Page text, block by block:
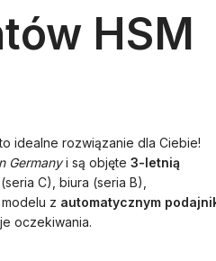
HSM
idealne rozwiązanie dla Ciebie!
Germanyi są objęte 3-letnią
C), biura (seria B),
z automatycznym
oczekiwania.